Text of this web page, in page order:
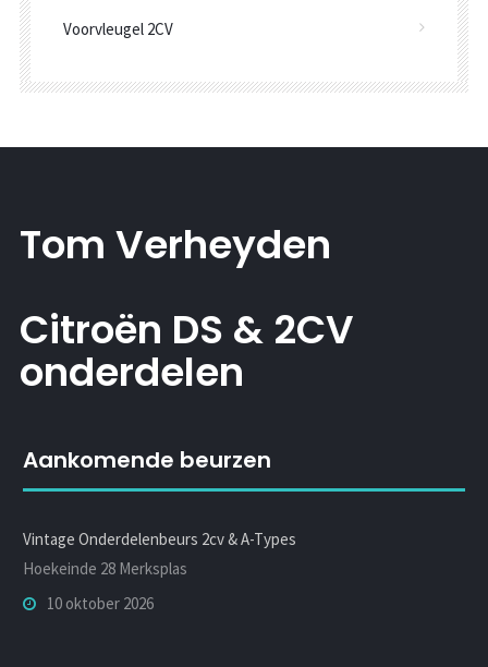
Voorvleugel 2CV
Tom Verheyden
Citroën DS & 2CV
onderdelen
Aankomende beurzen
Vintage Onderdelenbeurs 2cv & A-Types
Hoekeinde 28 Merksplas
10 oktober 2026